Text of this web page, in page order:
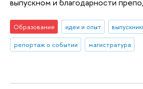
выпускном и благодарности
Образование идеи и опыт
репортаж о событии
магистратура